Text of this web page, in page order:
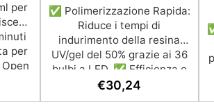
per
per
✅ Polimerizzazione Rapida:
Riduce i tempi di
indurimento della resina
UV/gel del 50% grazie ai 36
bulbi a LED. ✅ Efficienza e
Risparmio di Tempo: Evita
l’uso di una torcia UV,
€30,24